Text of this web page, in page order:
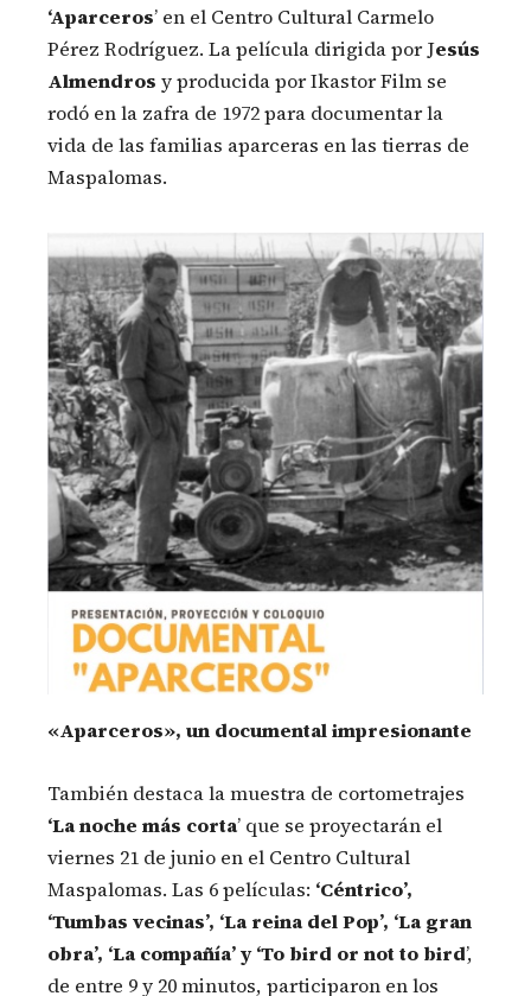
‘Aparceros’ en el Centro Cultural Carmelo
Pérez Rodríguez. La película dirigida por Jesús
Almendros y producida por Ikastor Film se
rodó en la zafra de 1972 para documentar la
vida de las familias aparceras en las tierras de
Maspalomas.
«Aparceros», un documental impresionante
También destaca la muestra de cortometrajes
‘La noche más corta’ que se proyectarán el
viernes 21 de junio en el Centro Cultural
Maspalomas. Las 6 películas: ‘Céntrico’,
‘Tumbas vecinas’, ‘La reina del Pop’, ‘La gran
obra’, ‘La compañía’ y ‘To bird or not to bird’,
de entre 9 y 20 minutos, participaron en los